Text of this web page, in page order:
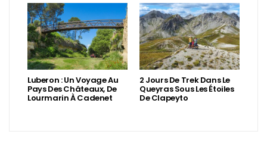
Luberon : Un Voyage Au
Pays Des Châteaux, De
Lourmarin À Cadenet
2 Jours De Trek Dans Le
Queyras Sous Les Étoiles
De Clapeyto